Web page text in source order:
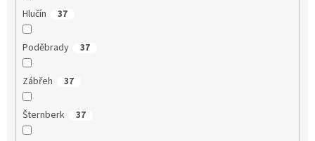
Hlučín 37
Poděbrady 37
Zábřeh 37
Šternberk 37